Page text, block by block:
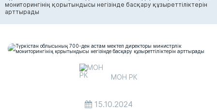
мониторингінің қорытындысы негізінде басқару құзыреттіліктерін
арттырады
МОН РК
15.10.2024